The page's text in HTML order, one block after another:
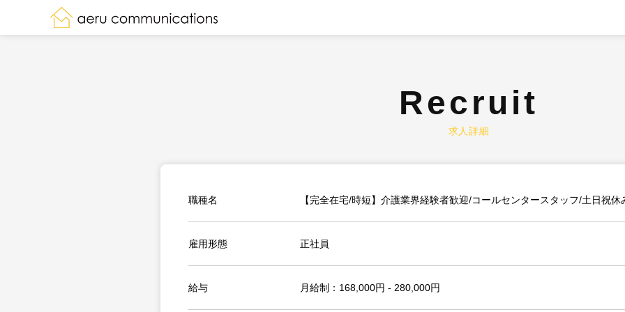
Recruit
求人詳細
職種名 【完全在宅/時短】介護業界経験者歓迎/コールセンタースタッフ/土日祝休
雇用形態 正社員
給与 月給制：168,000円 - 280,000円